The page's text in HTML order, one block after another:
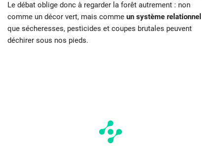
Le débat oblige donc à regarder la forêt autrement : non
comme un décor vert, mais comme un système relationnel
que sécheresses, pesticides et coupes brutales peuvent
déchirer sous nos pieds.